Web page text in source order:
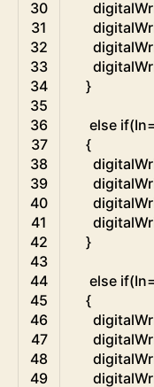
30
31
32
33
34
35
36
37
38
39
40
41
42
43
44
45
46
47
48
49
}
else if(In
{
}
else if(In
{